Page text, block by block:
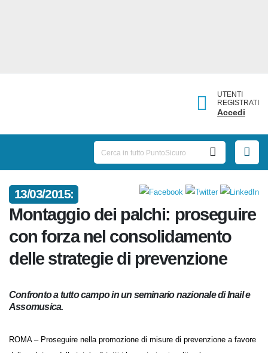
UTENTI
REGISTRATI
Accedi
13/03/2015:
Montaggio dei palchi:
proseguire con forza nel
consolidamento delle strategie